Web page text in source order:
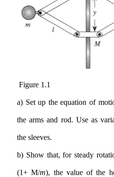
Figure 1.1
a) Set up the equation of
the arms and rod. Use as
the sleeves.
b) Show that, for steady
(1+ M/m), the value of the